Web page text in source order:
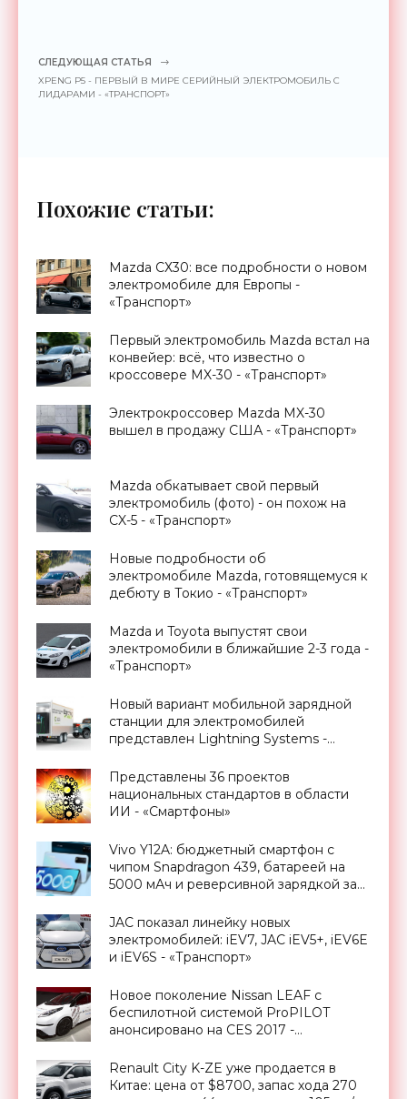
СЛЕДУЮЩАЯ СТАТЬЯ
XPENG P5 - ПЕРВЫЙ В МИРЕ СЕРИЙНЫЙ ЭЛЕКТРОМОБИЛЬ С
ЛИДАРАМИ - «ТРАНСПОРТ»
Похожие статьи:
Mazda СХ30: все подробности о новом
электромобиле для Европы -
«Транспорт»
Первый электромобиль Mazda встал на
конвейер: всё, что известно о
кроссовере MX-30 - «Транспорт»
Электрокроссовер Mazda MX-30
вышел в продажу США - «Транспорт»
Mazda обкатывает свой первый
электромобиль (фото) - он похож на
CX-5 - «Транспорт»
Новые подробности об
электромобиле Mazda, готовящемуся к
дебюту в Токио - «Транспорт»
Mazda и Toyota выпустят свои
электромобили в ближайшие 2-3 года -
«Транспорт»
Новый вариант мобильной зарядной
станции для электромобилей
представлен Lightning Systems -
Представлены 36 проектов
национальных стандартов в области
ИИ - «Смартфоны»
Vivo Y12A: бюджетный смартфон с
чипом Snapdragon 439, батареей на
5000 мАч и реверсивной зарядкой за
JAC показал линейку новых
электромобилей: iEV7, JAC iEV5+, iEV6E
и iEV6S - «Транспорт»
Новое поколение Nissan LEAF с
беспилотной системой ProPILOT
анонсировано на CES 2017 -
Renault City K-ZE уже продается в
Китае: цена от $8700, запас хода 270